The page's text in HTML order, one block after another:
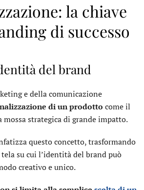
la chiave
di successo
del brand
e della comunicazione
di un prodotto come il
strategica di grande impatto.
questo concetto, trasformando
su cui l’identità del brand può
creativo e unico.